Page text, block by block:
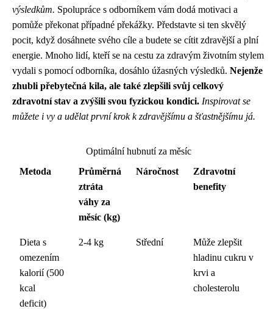
výsledkům. Spolupráce s odborníkem vám dodá motivaci a
pomůže překonat případné překážky. Představte si ten skvělý
pocit, když dosáhnete svého cíle a budete se cítit zdravější a plní
energie. Mnoho lidí, kteří se na cestu za zdravým životním stylem
vydali s pomocí odborníka, dosáhlo úžasných výsledků. Nejenže
zhubli přebytečná kila, ale také zlepšili svůj celkový
zdravotní stav a zvýšili svou fyzickou kondici. Inspirovat se
můžete i vy a udělat první krok k zdravějšímu a šťastnějšímu já.
Optimální hubnutí za měsíc
Metoda
Průměrná
ztráta
váhy za
měsíc (kg)
Náročnost
Zdravotní
benefity
Dieta s
omezením
kalorií (500
kcal
deficit)
2-4 kg Střední
Může zlepšit
hladinu cukru v
krvi a
cholesterolu